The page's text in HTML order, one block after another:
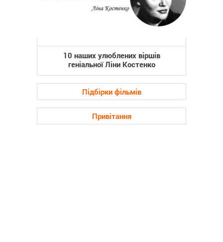
10 наших улюблених віршів
геніальної Ліни Костенко
Підбірки фільмів
Привітання